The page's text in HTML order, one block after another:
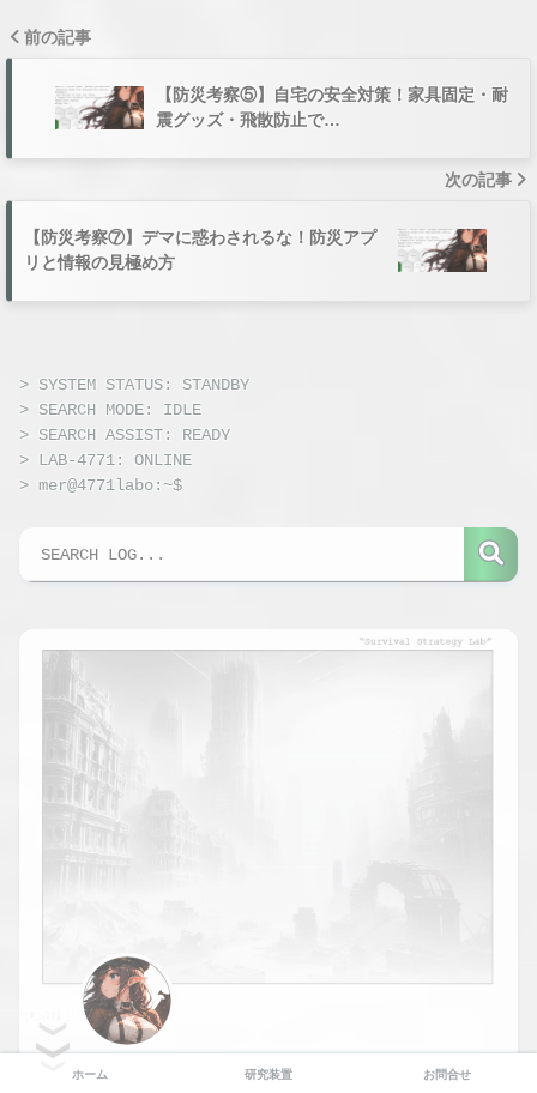
前の記事
【防災考察⑤】自宅の安全対策！家具固定・耐
震グッズ・飛散防止で…
次の記事
【防災考察⑦】デマに惑わされるな！防災アプ
リと情報の見極め方
> SYSTEM STATUS: STANDBY
> SEARCH MODE: IDLE
> SEARCH ASSIST: READY
> LAB-4771: ONLINE
> mer@4771labo:~$
ホーム 研究装置 お問合せ
SYS.LOG //
AREA
VIEW
STATUS :